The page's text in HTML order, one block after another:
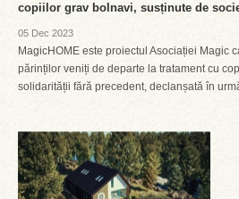
copiilor grav bolnavi, susținute de
05 Dec 2023
MagicHOME este proiectul Asociației Magic
părinților veniți de departe la tratament cu
solidarității fără precedent, declanșată în